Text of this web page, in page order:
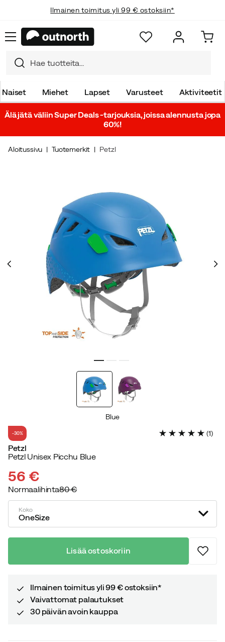
Ilmainen toimitus yli 99 € ostoksiin*
Naiset Miehet Lapset Varusteet Aktiviteetit
Älä jätä väliin Super Deals -tarjouksia, joissa alennusta jopa
60%!
Aloitussivu Tuotemerkit Petzl
Blue
-30% (1)
Petzl
Petzl Unisex Picchu Blue
discounted
price
56 €
original
price
Normaalihinta80 €
Koko
OneSize
Lisää ostoskoriin
Ilmainen toimitus yli 99 € ostoksiin*
Vaivattomat palautukset
30 päivän avoin kauppa